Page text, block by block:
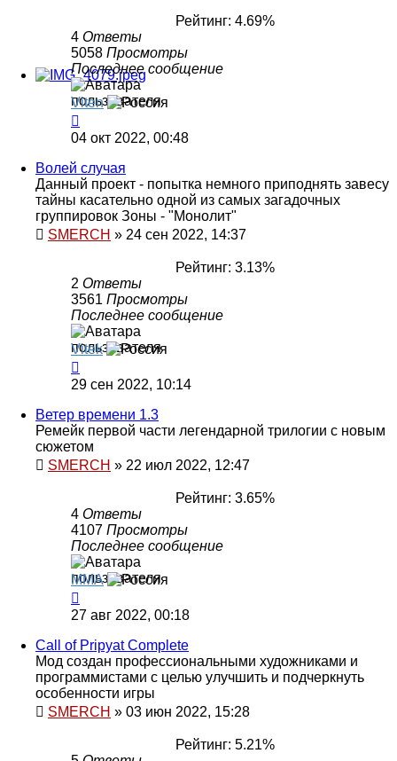
Рейтинг: 4.69%
4 Ответы
5058 Просмотры
Последнее сообщение
Viten
04 окт 2022, 00:48
Волей случая
Данный проект - попытка немного приподнять завесу
тайны касательно одной из самых загадочных
группировок Зоны - "Монолит"
SMERCH » 24 сен 2022, 14:37
Рейтинг: 3.13%
2 Ответы
3561 Просмотры
Последнее сообщение
Vitek
29 сен 2022, 10:14
Ветер времени 1.3
Ремейк первой части легендарной трилогии с новым
сюжетом
SMERCH » 22 июл 2022, 12:47
Рейтинг: 3.65%
4 Ответы
4107 Просмотры
Последнее сообщение
MMA
27 авг 2022, 00:18
Call of Pripyat Complete
Мод создан профессиональными художниками и
программистами с целью улучшить и подчеркнуть
особенности игры
SMERCH » 03 июн 2022, 15:28
Рейтинг: 5.21%